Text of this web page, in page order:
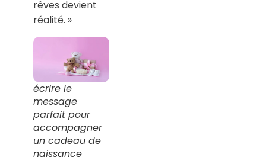
rêves devient
réalité. »
écrire le
message
parfait pour
accompagner
un cadeau de
naissance